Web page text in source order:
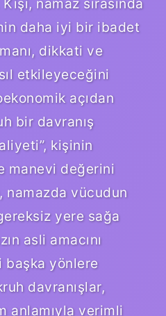
daha iyi bir ibadet
dikkati ve
etkileyeceğini
açıdan
bir davranış
kişinin
manevi değerini
namazda vücudun
yere sağa
asli amacını
başka yönlere
davranışlar,
anlamıyla verimli